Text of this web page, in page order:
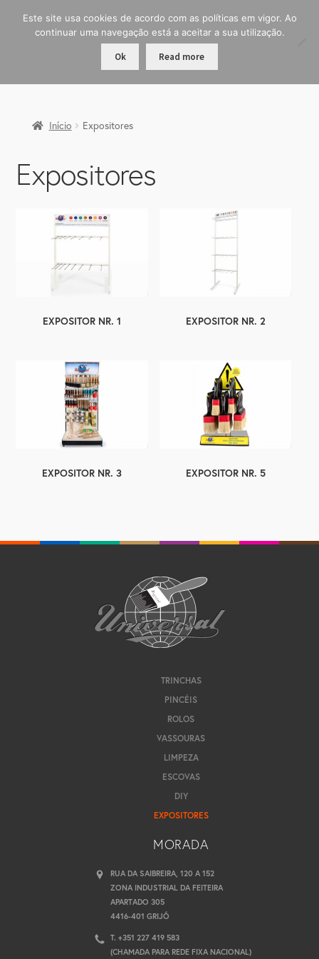
Início Expositores
Expositores
EXPOSITOR NR. 1 EXPOSITOR NR. 2
EXPOSITOR NR. 3 EXPOSITOR NR. 5
TRINCHAS
PINCÉIS
ROLOS
VASSOURAS
LIMPEZA
ESCOVAS
DIY
EXPOSITORES
MORADA
RUA DA SAIBREIRA, 120 A 152
ZONA INDUSTRIAL DA FEITEIRA
APARTADO 305
4416-401 GRIJÓ
T. +351 227 419 583
(CHAMADA PARA REDE FIXA NACIONAL)
Este site usa cookies de acordo com as políticas em vigor. Ao
continuar uma navegação está a aceitar a sua utilização.
Ok Read more